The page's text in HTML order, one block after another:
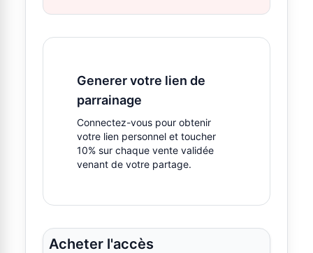
Generer votre lien de
parrainage
Connectez-vous pour obtenir
votre lien personnel et toucher
10% sur chaque vente validée
venant de votre partage.
Acheter l'accès